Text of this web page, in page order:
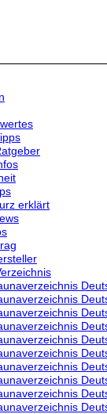
erklärt